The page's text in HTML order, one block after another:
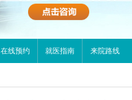
在线预约 就医指南 来院路线